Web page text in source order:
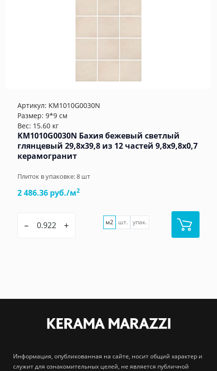
Артикул: KM1010G0030N
Размер: 9*9 см
Вес: 15.60 кг
KM1010G0030N Бахия бежевый светлый
глянцевый 29,8х39,8 из 12 частей 9,8x9,8x0,7
керамогранит
Плиток в упаковке:8 шт
2 486.36 руб./м2
– + м2 шт. упак.
Информация, опубликованная на сайте, носит общий характер и
служит для ознакомительных целей, не является публичной